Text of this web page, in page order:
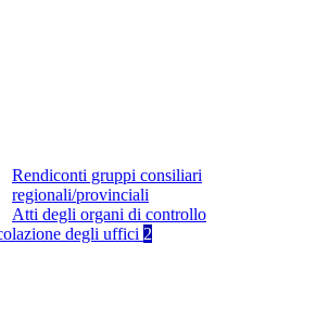
Rendiconti gruppi consiliari
regionali/provinciali
Atti degli organi di controllo
degli uffici 2